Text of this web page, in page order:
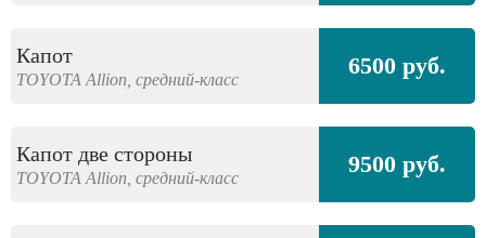
Капот
TOYOTA Allion, средний-класс 6500 руб.
Капот две стороны
TOYOTA Allion, средний-класс 9500 руб.